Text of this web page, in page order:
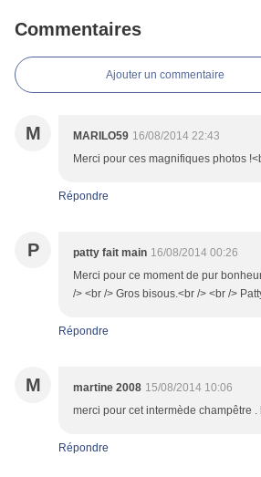
Commentaires
Ajouter un commentaire
M MARILO59 16/08/2014 22:43
Merci pour ces magnifiques photos
Répondre
P patty fait main 16/08/2014 00:26
Merci pour ce moment de pur
/> <br /> Gros bisous.<br /> <br />
Répondre
M martine 2008 15/08/2014 10:06
merci pour cet intermède champêtre .
Répondre